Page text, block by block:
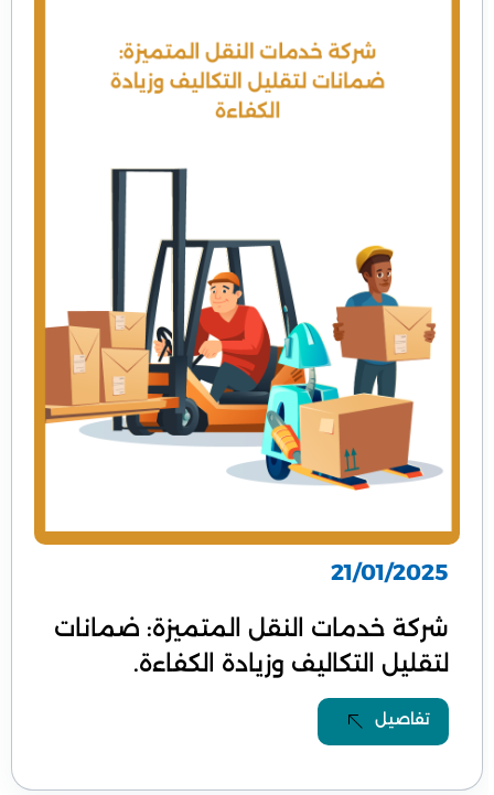
21/01/2025
شركة خدمات النقل المتميزة: ضمانات
لتقليل التكاليف وزيادة الكفاءة.
تفاصيل